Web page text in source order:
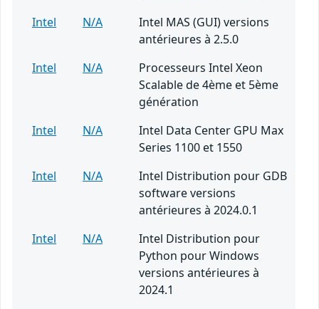
Intel
N/A
Intel MAS (GUI) versions
antérieures à 2.5.0
Intel
N/A
Processeurs Intel Xeon
Scalable de 4ème et 5ème
génération
Intel
N/A
Intel Data Center GPU Max
Series 1100 et 1550
Intel
N/A
Intel Distribution pour GDB
software versions
antérieures à 2024.0.1
Intel
N/A
Intel Distribution pour
Python pour Windows
versions antérieures à
2024.1